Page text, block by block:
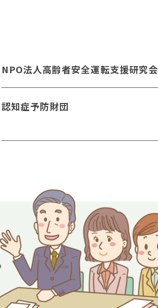
NPO法人高齢者安全運転支援研究会
認知症予防財団